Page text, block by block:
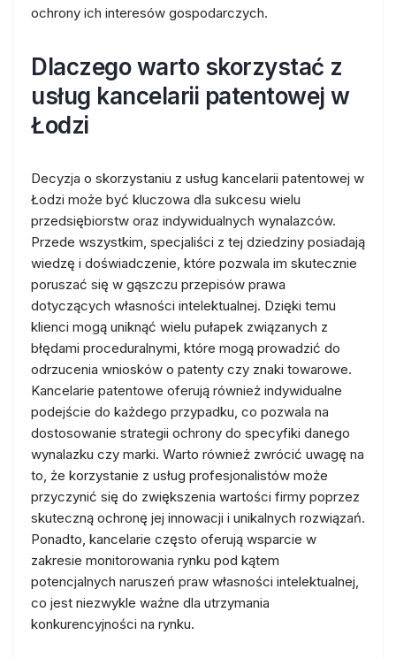
ochrony ich interesów gospodarczych.
Dlaczego warto skorzystać z
usług kancelarii patentowej w
Łodzi
Decyzja o skorzystaniu z usług kancelarii patentowej w
Łodzi może być kluczowa dla sukcesu wielu
przedsiębiorstw oraz indywidualnych wynalazców.
Przede wszystkim, specjaliści z tej dziedziny posiadają
wiedzę i doświadczenie, które pozwala im skutecznie
poruszać się w gąszczu przepisów prawa
dotyczących własności intelektualnej. Dzięki temu
klienci mogą uniknąć wielu pułapek związanych z
błędami proceduralnymi, które mogą prowadzić do
odrzucenia wniosków o patenty czy znaki towarowe.
Kancelarie patentowe oferują również indywidualne
podejście do każdego przypadku, co pozwala na
dostosowanie strategii ochrony do specyfiki danego
wynalazku czy marki. Warto również zwrócić uwagę na
to, że korzystanie z usług profesjonalistów może
przyczynić się do zwiększenia wartości firmy poprzez
skuteczną ochronę jej innowacji i unikalnych rozwiązań.
Ponadto, kancelarie często oferują wsparcie w
zakresie monitorowania rynku pod kątem
potencjalnych naruszeń praw własności intelektualnej,
co jest niezwykle ważne dla utrzymania
konkurencyjności na rynku.